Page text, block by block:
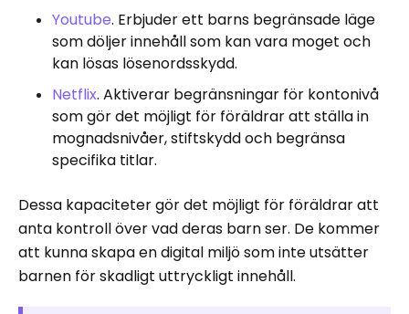
Youtube. Erbjuder ett barns begränsade läge
som döljer innehåll som kan vara moget och
kan lösas lösenordsskydd.
Netflix. Aktiverar begränsningar för kontonivå
som gör det möjligt för föräldrar att ställa in
mognadsnivåer, stiftskydd och begränsa
specifika titlar.
Dessa kapaciteter gör det möjligt för föräldrar att
anta kontroll över vad deras barn ser. De kommer
att kunna skapa en digital miljö som inte utsätter
barnen för skadligt uttryckligt innehåll.